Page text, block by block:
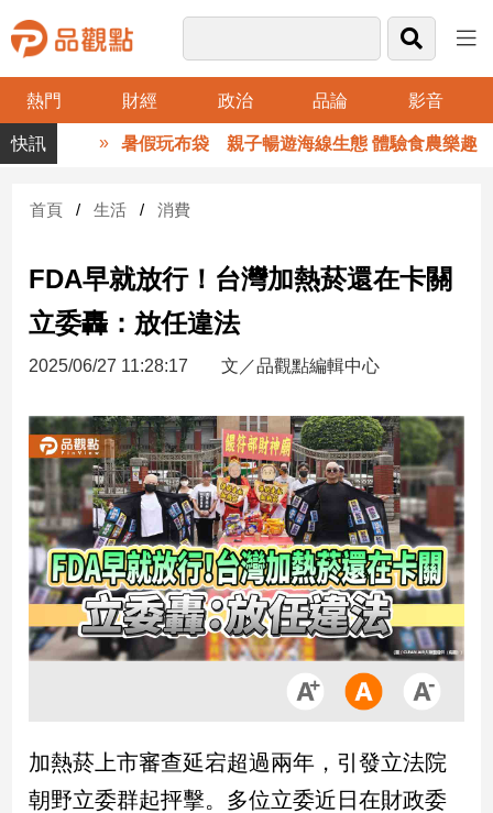
熱門 財經 政治 品論 影音
品
觀
財
台
灣
財
新
產
經/
股
市
房
地
產
品
政
治
暑假玩布袋 親子暢遊海線生態 體驗食農樂趣
首頁 生活 消費
FDA早就放行！台灣加熱菸還在卡關
立委轟：放任違法
2025/06/27 11:28:17 文／品觀點編輯中心
加熱菸上市審查延宕超過兩年，引發立法院
朝野立委群起抨擊。多位立委近日在財政委